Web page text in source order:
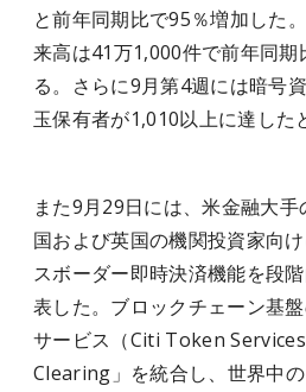
と前年同期比で95％増加した
来高は41万1,000件で前年同
る。さらに9月第4週には暗号
玉保有者が1,010以上に達した
また9月29日には、米金融大
国および英国の機関投資家向
スボーダー即時決済機能を段
表した。ブロックチェーン基
サービス（Citi Token
Clearing」を統合し、世界中